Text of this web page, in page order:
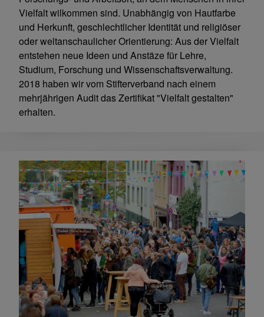
Vielfalt wilkommen sind. Unabhängig von Hautfarbe
und Herkunft, geschlechtlicher Identität und religiöser
oder weltanschaulicher Orientierung: Aus der Vielfalt
entstehen neue Ideen und Anstäze für Lehre,
Studium, Forschung und Wissenschaftsverwaltung.
2018 haben wir vom Stifterverband nach einem
mehrjährigen Audit das Zertifikat "Vielfalt gestalten"
erhalten.